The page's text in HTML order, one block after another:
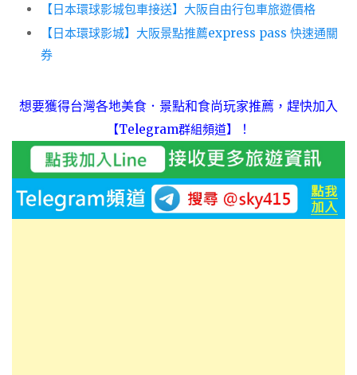
【日本環球影城包車接送】大阪自由行包車旅遊價格
【日本環球影城】大阪景點推薦express pass 快速通關
券
想要獲得台灣各地美食．景點和食尚玩家推薦，趕快加入
【Telegram群組頻道】 ！